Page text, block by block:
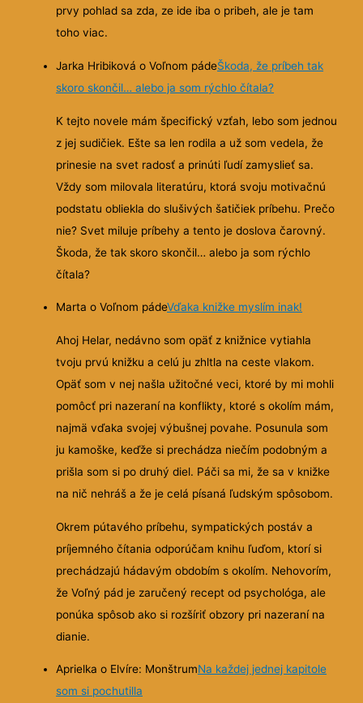
prvy pohlad sa zda, ze ide iba o pribeh, ale je tam
toho viac.
Jarka Hribiková o Voľnom pádeŠkoda, že príbeh tak
skoro skončil… alebo ja som rýchlo čítala?
K tejto novele mám špecifický vzťah, lebo som jednou
z jej sudičiek. Ešte sa len rodila a už som vedela, že
prinesie na svet radosť a prinúti ľudí zamyslieť sa.
Vždy som milovala literatúru, ktorá svoju motivačnú
podstatu obliekla do slušivých šatičiek príbehu. Prečo
nie? Svet miluje príbehy a tento je doslova čarovný.
Škoda, že tak skoro skončil… alebo ja som rýchlo
čítala?
Marta o Voľnom pádeVďaka knižke myslím inak!
Ahoj Helar, nedávno som opäť z knižnice vytiahla
tvoju prvú knižku a celú ju zhltla na ceste vlakom.
Opäť som v nej našla užitočné veci, ktoré by mi mohli
pomôcť pri nazeraní na konflikty, ktoré s okolím mám,
najmä vďaka svojej výbušnej povahe. Posunula som
ju kamoške, keďže si prechádza niečím podobným a
prišla som si po druhý diel. Páči sa mi, že sa v knižke
na nič nehráš a že je celá písaná ľudským spôsobom.
Okrem pútavého príbehu, sympatických postáv a
príjemného čítania odporúčam knihu ľuďom, ktorí si
prechádzajú hádavým obdobím s okolím. Nehovorím,
že Voľný pád je zaručený recept od psychológa, ale
ponúka spôsob ako si rozšíriť obzory pri nazeraní na
dianie.
Aprielka o Elvíre: MonštrumNa každej jednej kapitole
som si pochutilla